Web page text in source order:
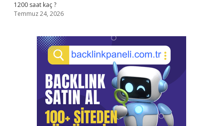
1200 saat kaç ?
Temmuz 24, 2026